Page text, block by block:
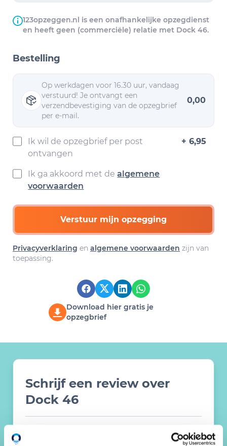
123opzeggen.nl is een onafhankelijke opzegdienst
en heeft geen (commerciële) relatie met Dock 46.
Bestelling
Op werkdagen voor 16.30 uur, vandaag
verstuurd! Je ontvangt een
verzendbevestiging van de opzegbrief
per e-mail.
0,00
Ik wil de opzegbrief per post
ontvangen
+ 6,95
Ik ga akkoord met dealgemene
voorwaarden
Verstuur mijn opzegging
Privacyverklaring en algemene voorwaarden zijn van
toepassing.
Download hier gratis je
opzegbrief
Schrijf een review over
Dock 46